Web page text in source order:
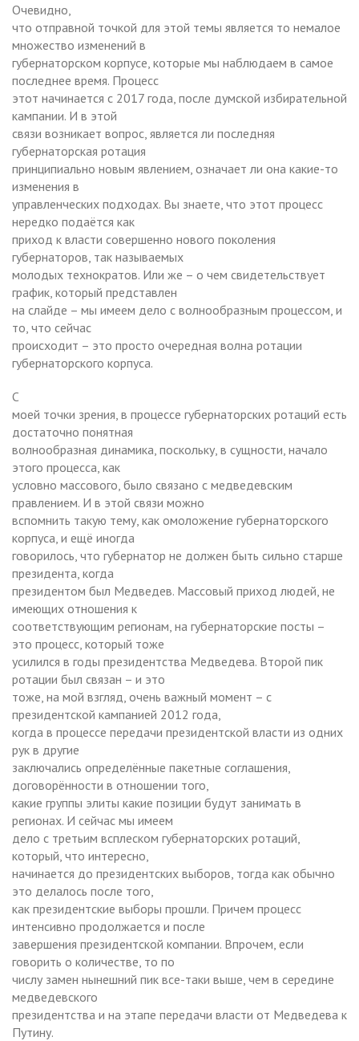
Очевидно,
что отправной точкой для этой темы является то немалое
множество изменений в
губернаторском корпусе, которые мы наблюдаем в самое
последнее время. Процесс
этот начинается с 2017 года, после думской избирательной
кампании. И в этой
связи возникает вопрос, является ли последняя
губернаторская ротация
принципиально новым явлением, означает ли она какие-то
изменения в
управленческих подходах. Вы знаете, что этот процесс
нередко подаётся как
приход к власти совершенно нового поколения
губернаторов, так называемых
молодых технократов. Или же – о чем свидетельствует
график, который представлен
на слайде – мы имеем дело с волнообразным процессом, и
то, что сейчас
происходит – это просто очередная волна ротации
губернаторского корпуса.
С
моей точки зрения, в процессе губернаторских ротаций есть
достаточно понятная
волнообразная динамика, поскольку, в сущности, начало
этого процесса, как
условно массового, было связано с медведевским
правлением. И в этой связи можно
вспомнить такую тему, как омоложение губернаторского
корпуса, и ещё иногда
говорилось, что губернатор не должен быть сильно старше
президента, когда
президентом был Медведев. Массовый приход людей, не
имеющих отношения к
соответствующим регионам, на губернаторские посты –
это процесс, который тоже
усилился в годы президентства Медведева. Второй пик
ротации был связан – и это
тоже, на мой взгляд, очень важный момент – с
президентской кампанией 2012 года,
когда в процессе передачи президентской власти из одних
рук в другие
заключались определённые пакетные соглашения,
договорённости в отношении того,
какие группы элиты какие позиции будут занимать в
регионах. И сейчас мы имеем
дело с третьим всплеском губернаторских ротаций,
который, что интересно,
начинается до президентских выборов, тогда как обычно
это делалось после того,
как президентские выборы прошли. Причем процесс
интенсивно продолжается и после
завершения президентской компании. Впрочем, если
говорить о количестве, то по
числу замен нынешний пик все-таки выше, чем в середине
медведевского
президентства и на этапе передачи власти от Медведева к
Путину.